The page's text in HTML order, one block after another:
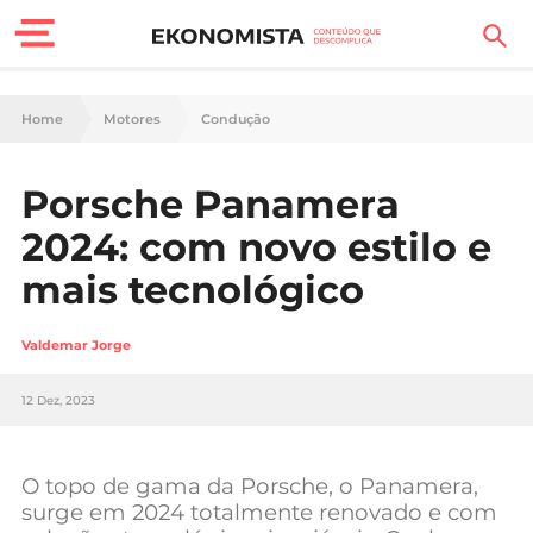
Finanças Pessoais
Carreira
Casa
Lifestyle
Sociedade
Negócios
Home Motores Condução
Porsche Panamera
2024: com novo estilo e
mais tecnológico
Valdemar Jorge
12 Dez, 2023
O topo de gama da Porsche, o Panamera,
surge em 2024 totalmente renovado e com